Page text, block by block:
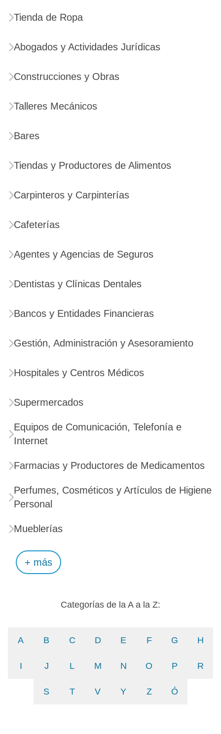
Tienda de Ropa
Abogados y Actividades Jurídicas
Construcciones y Obras
Talleres Mecánicos
Bares
Tiendas y Productores de Alimentos
Carpinteros y Carpinterías
Cafeterías
Agentes y Agencias de Seguros
Dentistas y Clínicas Dentales
Bancos y Entidades Financieras
Gestión, Administración y Asesoramiento
Hospitales y Centros Médicos
Supermercados
Equipos de Comunicación, Telefonía e
Internet
Farmacias y Productores de Medicamentos
Perfumes, Cosméticos y Artículos de Higiene
Personal
Mueblerías
+ más
Categorías de la A a la Z:
A B C D E F G H
I J L M N O P R
S T V Y Z Ó